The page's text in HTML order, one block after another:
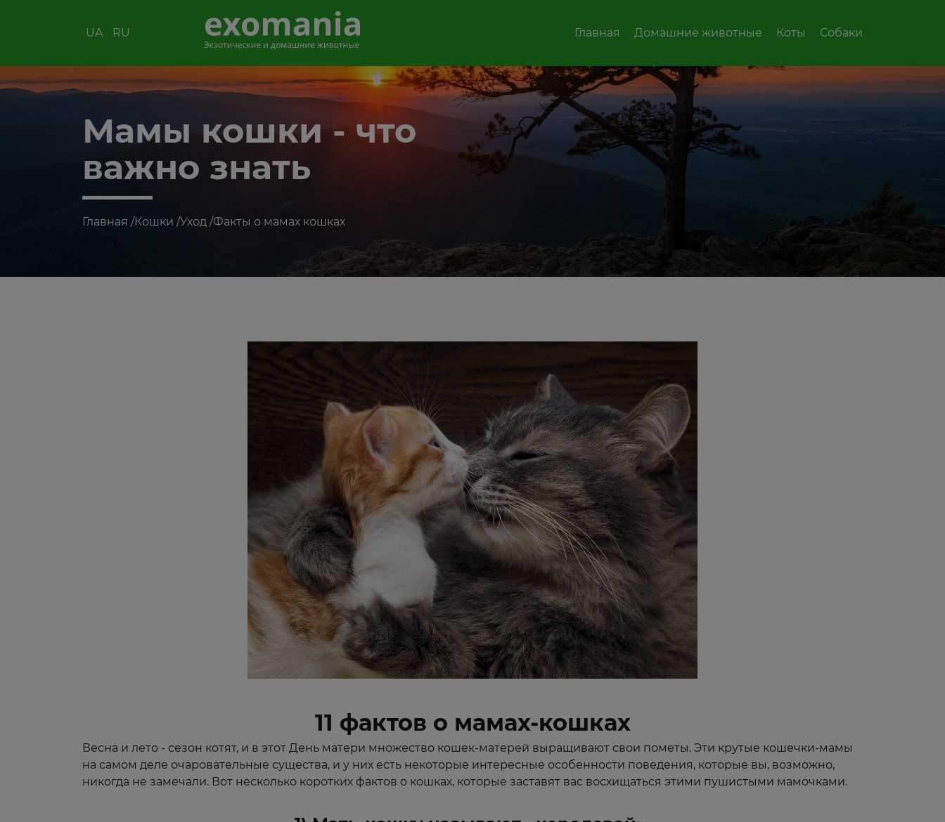
UA RU Главная Домашние животные Коты Собаки
Мамы кошки - что
важно знать
Главная /Кошки /Уход /Факты о мамах кошках
11 фактов о мамах-кошках
Весна и лето - сезон котят, и в этот День матери множество кошек-матерей выращивают свои пометы. Эти крутые кошечки-мамы ​​
на самом деле очаровательные существа, и у них есть некоторые интересные особенности поведения, которые вы, возможно,
никогда не замечали. Вот несколько коротких фактов о кошках, которые заставят вас восхищаться этими пушистыми мамочками.